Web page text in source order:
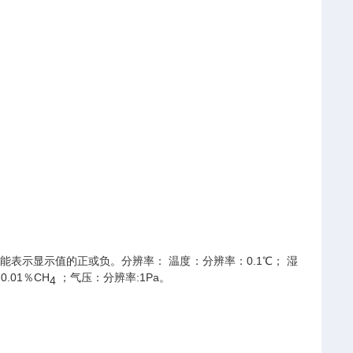
表示显示值的正或负。分辨率 ： 温度：分辨率：0.1℃； 湿
0.01％CH4 ；气压：分辨率:1Pa。